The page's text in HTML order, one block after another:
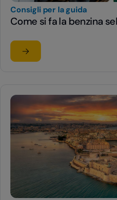
Consigli per la guida
Come si fa la benzina
Leggi l'articolo
su Come si fa la benzina